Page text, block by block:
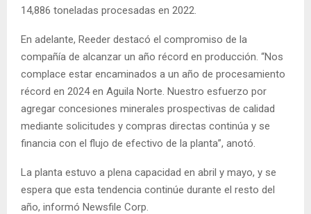
14,886 toneladas procesadas en 2022.
En adelante, Reeder destacó el compromiso de la
compañía de alcanzar un año récord en producción. “Nos
complace estar encaminados a un año de procesamiento
récord en 2024 en Aguila Norte. Nuestro esfuerzo por
agregar concesiones minerales prospectivas de calidad
mediante solicitudes y compras directas continúa y se
financia con el flujo de efectivo de la planta”, anotó.
La planta estuvo a plena capacidad en abril y mayo, y se
espera que esta tendencia continúe durante el resto del
año, informó Newsfile Corp.